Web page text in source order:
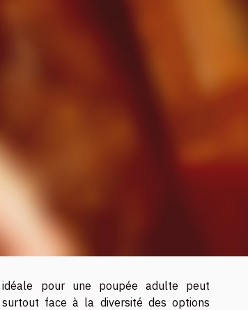
pour une poupée adulte peut
surtout face à la diversité des options